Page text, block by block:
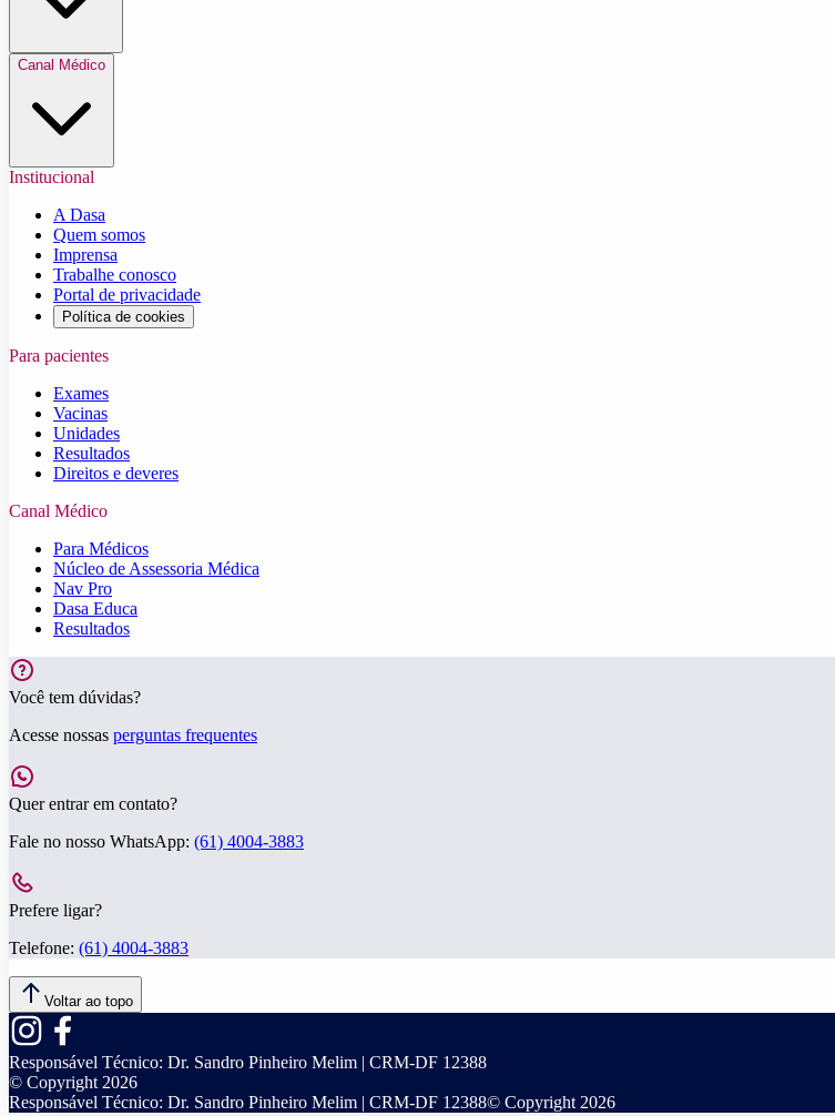
Canal Médico
Institucional
A Dasa
Quem somos
Imprensa
Trabalhe conosco
Portal de privacidade
Política de cookies
Para pacientes
Exames
Vacinas
Unidades
Resultados
Direitos e deveres
Canal Médico
Para Médicos
Núcleo de Assessoria Médica
Nav Pro
Dasa Educa
Resultados
Você tem dúvidas?
Acesse nossas perguntas frequentes
Quer entrar em contato?
Fale no nosso WhatsApp: (61) 4004-3883
Prefere ligar?
Telefone: (61) 4004-3883
Voltar ao topo
Responsável Técnico: Dr. Sandro Pinheiro Melim | CRM-DF 12388
© Copyright2026
Responsável Técnico: Dr. Sandro Pinheiro Melim | CRM-DF 12388© Copyright2026